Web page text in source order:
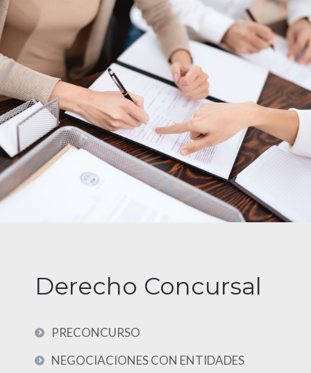
Derecho Concursal
PRECONCURSO
NEGOCIACIONES CON ENTIDADES